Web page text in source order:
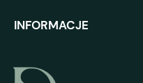
INFORMACJE